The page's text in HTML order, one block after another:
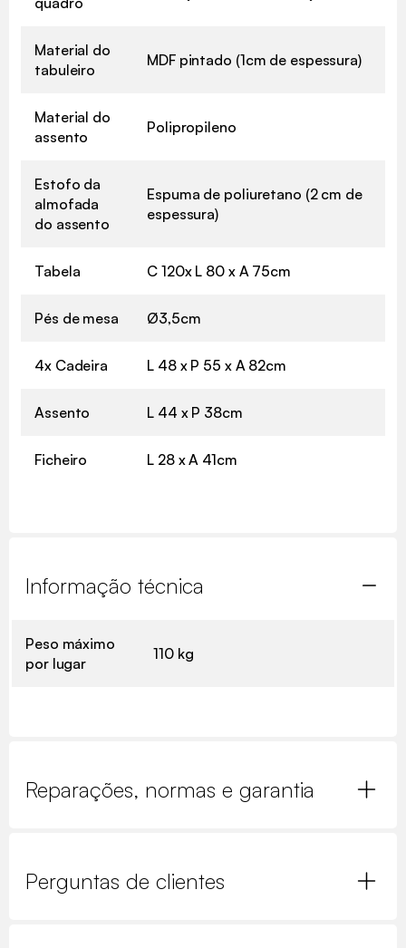
Material do
tabuleiro
MDF pintado (1cm de espessura)
Material do
assento
Polipropileno
Estofo da
almofada
do assento
Espuma de poliuretano (2 cm de
espessura)
Tabela C 120x L 80 x A 75cm
Pés de mesa Ø3,5cm
4x Cadeira L 48 x P 55 x A 82cm
Assento L 44 x P 38cm
Ficheiro L 28 x A 41cm
Informação técnica
Peso máximo
por lugar
110 kg
Reparações, normas e garantia
Perguntas de clientes